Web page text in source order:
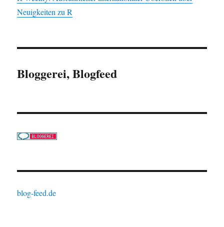
Neuigkeiten zu R
Bloggerei, Blogfeed
blog-feed.de